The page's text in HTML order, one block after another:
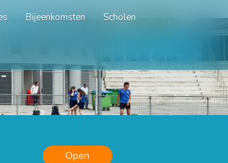
Bijeenkomsten Scholen
Open